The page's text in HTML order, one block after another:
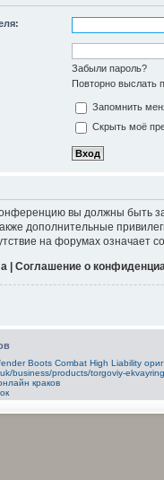
Забыли пароль?
Повторно выслать
Запомнить
Скрыть моё
вы должны быть
дополнительные
на форумах означает
| Соглашение о
Boots Combat High Liability
business/products/torgoviy-ekvayring
краков